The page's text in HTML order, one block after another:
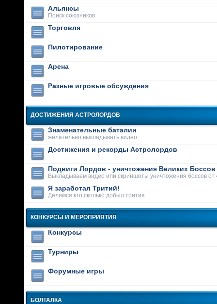
Альянсы
Поиск союзников
Торговля
Пилотирование
Арена
Разные игровые обсуждения
ДОСТИЖЕНИЯ АСТРОЛОРДОВ
Знаменательные баталии
желательно выкладывать видео.
Достижения и рекорды Астролордов
Подвиги Лордов - уничтожения Великих Боссов
Выкладываем видео или скриншоты уничтожения боссов от
Я заработал Тритий!
Делимся кто сколько добыл трития
КОНКУРСЫ И МЕРОПРИЯТИЯ
Конкурсы
Турниры
Форумные игры
БОЛТАЛКА